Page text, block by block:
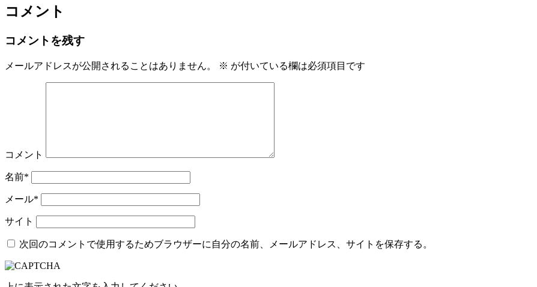
コメント
コメントを残す
メールアドレスが公開されることはありません。 ※ が付いている欄は必須項目です
コメント
名前*
メール*
サイト
次回のコメントで使用するためブラウザーに自分の名前、メールアドレス、サイトを保存する。